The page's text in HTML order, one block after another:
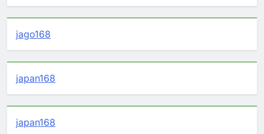
jago168
japan168
japan168